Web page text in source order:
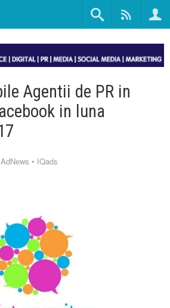
Agentii de PR in
in luna
AdNews • IQads